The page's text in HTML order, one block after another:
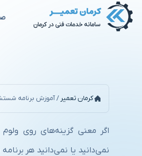
کرمان تعمیر /آموزش برنامه
نمی‌دانید یا نمی‌دانید هر